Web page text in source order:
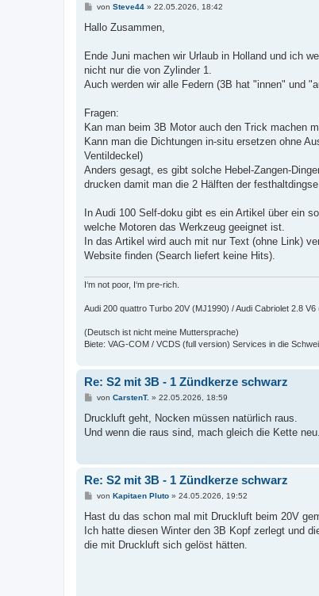
B
i
a
von Steve44» 22.05.2026, 18:42
Hallo Zusammen,
Ende Juni machen wir Urlaub in Holland und ich
nicht nur die von Zylinder 1.
Auch werden wir alle Federn (3B hat "innen" und
Fragen:
Kan man beim 3B Motor auch den Trick machen
Kann man die Dichtungen in-situ ersetzen ohne
Ventildeckel)
Anders gesagt, es gibt solche Hebel-Zangen-
drucken damit man die 2 Hälften der
In Audi 100 Self-doku gibt es ein Artikel über ein
welche Motoren das Werkzeug geeignet ist.
In das Artikel wird auch mit nur Text (ohne Link)
Website finden (Search liefert keine Hits).
I‘m not poor, I‘m pre-rich.
Audi 200 quattro Turbo 20V (MJ1990) / Audi Cabriolet 2.8 V6
(Deutsch ist nicht meine Muttersprache)
Biete: VAG-COM / VCDS (full version) Services in die
Re: S2 mit 3B - 1 Zündkerze schwarz
B
i
r
von CarstenT. » 22.05.2026, 18:59
Druckluft geht, Nocken müssen natürlich raus.
Und wenn die raus sind, mach gleich die Kette neu.
Re: S2 mit 3B - 1 Zündkerze schwarz
B
i
r
a
von Kapitaen Pluto» 24.05.2026, 19:52
Hast du das schon mal mit Druckluft beim 20V
Ich hatte diesen Winter den 3B Kopf zerlegt und
die mit Druckluft sich gelöst hätten.